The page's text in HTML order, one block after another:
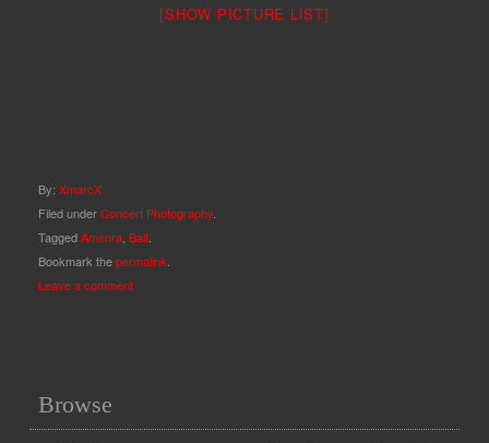
[SHOW PICTURE LIST]
By: XmarcX
Filed underConcert Photography
TaggedAmenra Bait
Bookmark thepermalink
Leave a comment
Browse